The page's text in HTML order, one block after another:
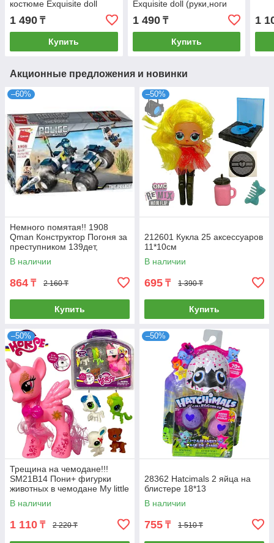
костюме Exquisite doll
(руки,ноги подвижны)
32х12см
1 490 ₸
Купить
Exquisite doll (руки,ноги
подвижны) 32х12см
1 490₸
Купить
1
Акционные предложения и новинки
–60%
Немного помятая!! 1908
Qman Конструктор Погоня за
преступником 139дет,
30*18см
В наличии
864 ₸ 2 160 ₸
Купить
–50%
212601 Кукла 25 аксессуаров
11*10см
В наличии
695 ₸ 1 390 ₸
Купить
–50%
Трещина на чемодане!!!
SM21B14 Пони+ фигурки
животных в чемодане My little
Horse 20*20см
В наличии
1 110 ₸ 2 220 ₸
–50%
28362 Hatсimals 2 яйца на
блистере 18*13
В наличии
755 ₸ 1 510 ₸